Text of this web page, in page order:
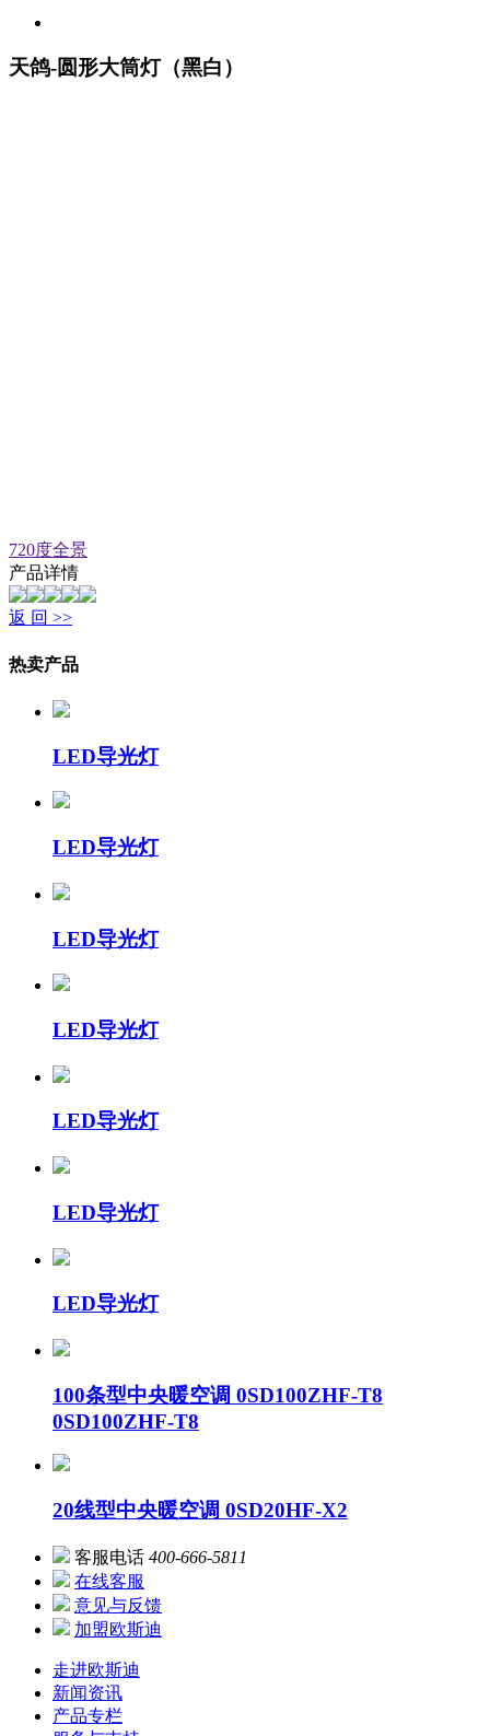
天鸽-圆形大筒灯（黑白）
720度全景
产品详情
返 回 >>
热卖产品
LED导光灯
LED导光灯
LED导光灯
LED导光灯
LED导光灯
LED导光灯
LED导光灯
100条型中央暖空调 0SD100ZHF-T8
0SD100ZHF-T8
20线型中央暖空调 0SD20HF-X2
客服电话 400-666-5811
在线客服
意见与反馈
加盟欧斯迪
走进欧斯迪
新闻资讯
产品专栏